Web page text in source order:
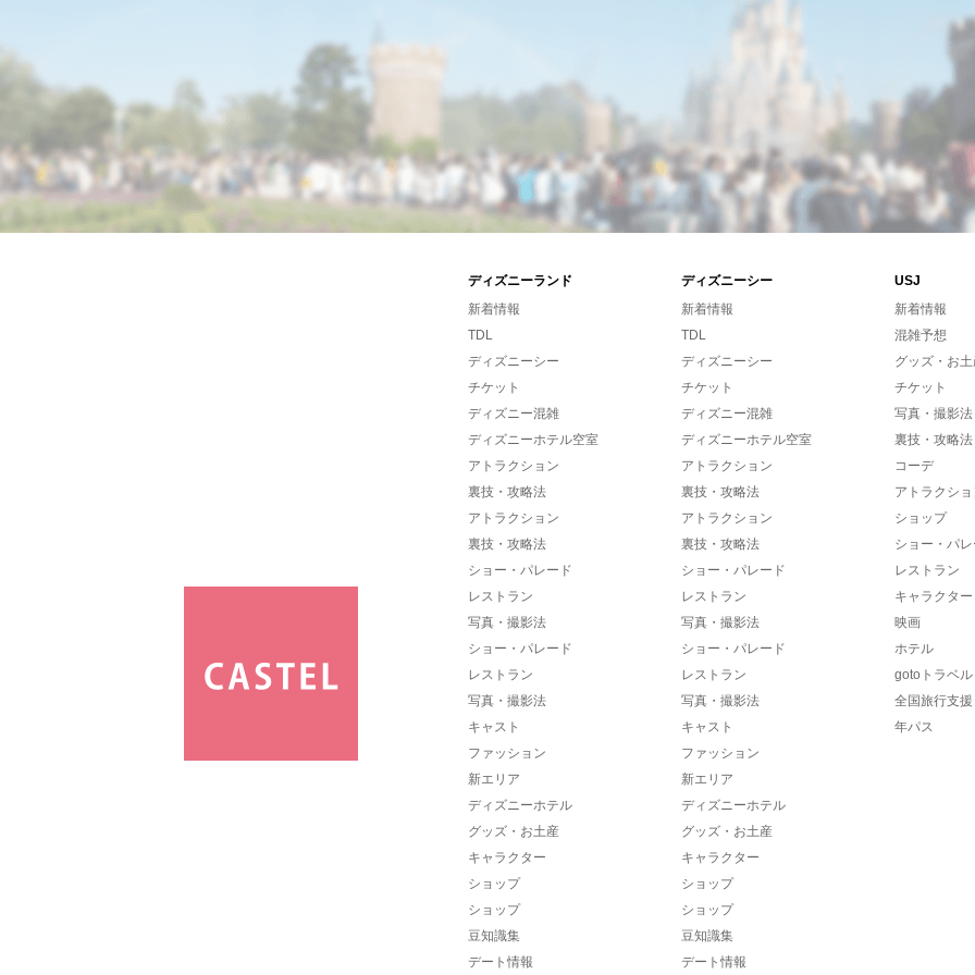
ディズニーランド ディズニーシー
USJ
新着情報
TDL
ディズニーシー
チケット
ディズニー混雑
ディズニーホテル空室
アトラクション
裏技・攻略法
アトラクション
裏技・攻略法
ショー・パレード
レストラン
写真・撮影法
ショー・パレード
レストラン
写真・撮影法
キャスト
ファッション
新エリア
ディズニーホテル
グッズ・お土産
キャラクター
ショップ
ショップ
豆知識集
デート情報
新着情報
TDL
ディズニーシー
チケット
ディズニー混雑
ディズニーホテル空室
アトラクション
裏技・攻略法
アトラクション
裏技・攻略法
ショー・パレード
レストラン
写真・撮影法
ショー・パレード
レストラン
写真・撮影法
キャスト
ファッション
新エリア
ディズニーホテル
グッズ・お土産
キャラクター
ショップ
ショップ
豆知識集
デート情報
新着情報
混雑予想
グッズ・お
チケット
写真・撮影法
裏技・攻略法
コーデ
アトラクシ
ショップ
ショー・パ
レストラン
キャラクター
映画
ホテル
gotoトラベル
全国旅行支援
年パス